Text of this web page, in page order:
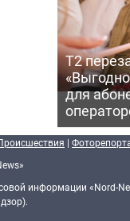
Т2
для
|
информации «Nord-